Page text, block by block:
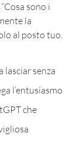
sono i
la
al posto tuo.
lasciar senza
l’entusiasmo
che